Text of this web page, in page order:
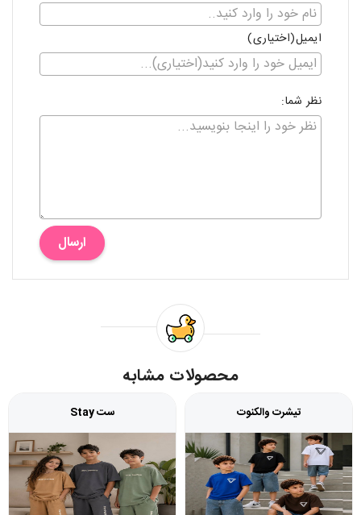
ایمیل(اختیاری)
نظر شما:
ارسال
محصولات مشابه
تیشرت والکنوت ست Stay